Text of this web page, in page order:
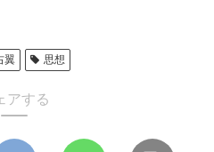
翼 思想
アする